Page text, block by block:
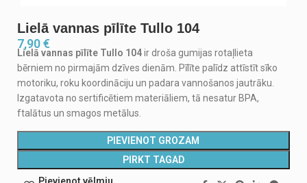
Lielā vannas pīlīte Tullo 104
7,90€
Lielā vannas pīlīte Tullo 104ir droša gumijas rotaļlieta
bērniem no pirmajām dzīves dienām. Pīlīte palīdz attīstīt sīko
motoriku, roku koordināciju un padara vannošanos jautrāku.
Izgatavota no sertificētiem materiāliem, tā nesatur BPA,
ftalātus un smagos metālus.
PIEVIENOT GROZAM
PIRKT TAGAD